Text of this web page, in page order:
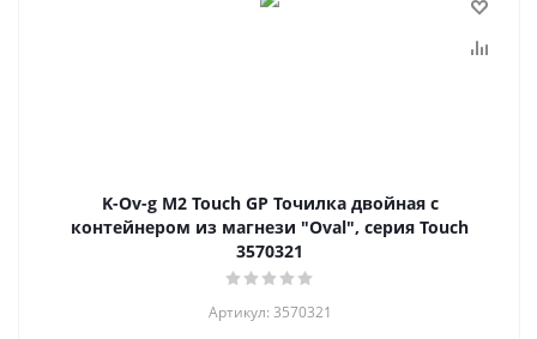
K-Ov-g M2 Touch GP Точилка двойная с
контейнером из магнези "Oval", серия Touch
3570321
Артикул: 3570321